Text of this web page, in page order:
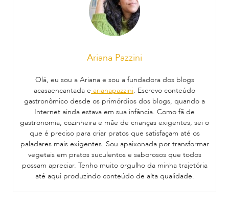
Ariana Pazzini
Olá, eu sou a Ariana e sou a fundadora dos blogs
acasaencantada e arianapazzini. Escrevo conteúdo
gastronômico desde os primórdios dos blogs, quando a
Internet ainda estava em sua infância. Como fã de
gastronomia, cozinheira e mãe de crianças exigentes, sei o
que é preciso para criar pratos que satisfaçam até os
paladares mais exigentes. Sou apaixonada por transformar
vegetais em pratos suculentos e saborosos que todos
possam apreciar. Tenho muito orgulho da minha trajetória
até aqui produzindo conteúdo de alta qualidade.